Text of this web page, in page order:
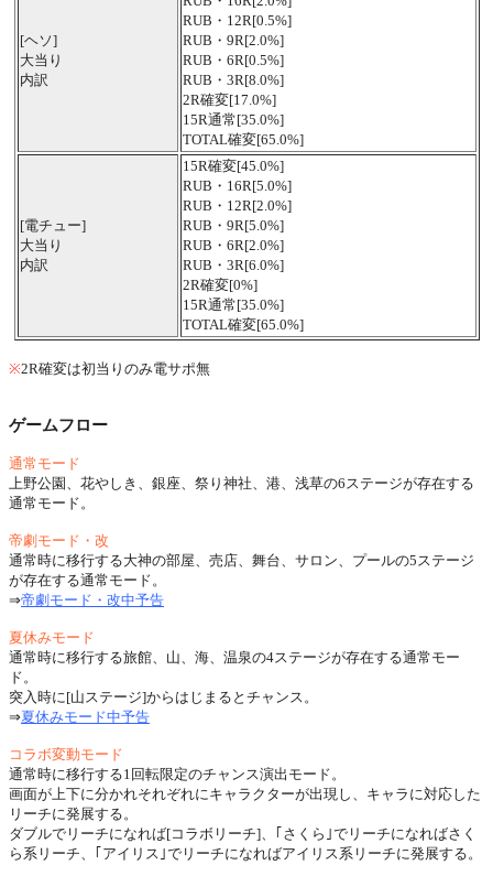
[ヘソ]
大当り
内訳
RUB・12R[0.5%]
RUB・9R[2.0%]
RUB・6R[0.5%]
RUB・3R[8.0%]
2R確変[17.0%]
15R通常[35.0%]
TOTAL確変[65.0%]
[電チュー]
大当り
内訳
15R確変[45.0%]
RUB・16R[5.0%]
RUB・12R[2.0%]
RUB・9R[5.0%]
RUB・6R[2.0%]
RUB・3R[6.0%]
2R確変[0%]
15R通常[35.0%]
TOTAL確変[65.0%]
※2R確変は初当りのみ電サポ無
ゲームフロー
通常モード
上野公園、花やしき、銀座、祭り神社、港、浅草の6ステージが存在する
通常モード。
帝劇モード・改
通常時に移行する大神の部屋、売店、舞台、サロン、プールの5ステージ
が存在する通常モード。
⇒帝劇モード・改中予告
夏休みモード
通常時に移行する旅館、山、海、温泉の4ステージが存在する通常モー
ド。
突入時に[山ステージ]からはじまるとチャンス。
⇒夏休みモード中予告
コラボ変動モード
通常時に移行する1回転限定のチャンス演出モード。
画面が上下に分かれそれぞれにキャラクターが出現し、キャラに対応した
リーチに発展する。
ダブルでリーチになれば[コラボリーチ]、｢さくら｣でリーチになればさく
ら系リーチ、｢アイリス｣でリーチになればアイリス系リーチに発展する。